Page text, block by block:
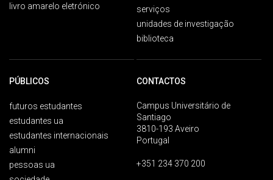
livro amarelo eletrónico
serviços
unidades de investigação
biblioteca
PÚBLICOS
futuros estudantes
estudantes ua
estudantes internacionais
alumni
pessoas ua
CONTACTOS
Campus Universitário de
Santiago
3810-193 Aveiro
Portugal
+351 234 370 200